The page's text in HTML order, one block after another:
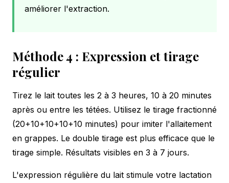
améliorer l'extraction.
Méthode 4 : Expression et tirage
régulier
Tirez le lait toutes les 2 à 3 heures, 10 à 20 minutes
après ou entre les tétées. Utilisez le tirage fractionné
(20+10+10+10+10 minutes) pour imiter l'allaitement
en grappes. Le double tirage est plus efficace que le
tirage simple. Résultats visibles en 3 à 7 jours.
L'expression régulière du lait stimule votre lactation